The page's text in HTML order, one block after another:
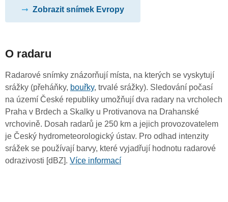
Zobrazit snímek Evropy
O radaru
Radarové snímky znázorňují místa, na kterých se vyskytují
srážky (přeháňky, bouřky, trvalé srážky). Sledování počasí
na území České republiky umožňují dva radary na vrcholech
Praha v Brdech a Skalky u Protivanova na Drahanské
vrchovině. Dosah radarů je 250 km a jejich provozovatelem
je Český hydrometeorologický ústav. Pro odhad intenzity
srážek se používají barvy, které vyjadřují hodnotu radarové
odrazivosti [dBZ]. Více informací